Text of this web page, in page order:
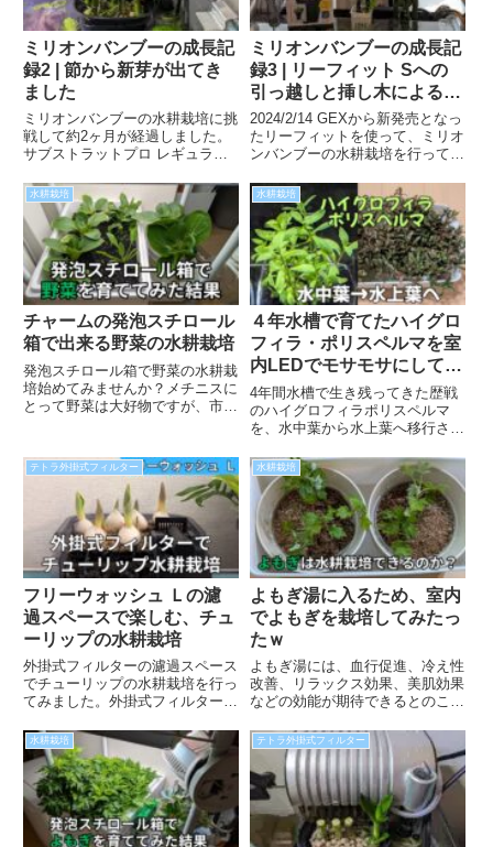
ミリオンバンブーの成長記
録2 | 節から新芽が出てき
ました
ミリオンバンブーの水耕栽培に挑
戦して約2ヶ月が経過しました。
サブストラットプロ レギュラー
料などは一切与えていませんが、
水槽内の栄養分だけで順調に成長
中です。
ミリオンバンブーの成長記
録3 | リーフィット Sへの
引っ越しと挿し木による増
やし方
2024/2/14 GEXから新発売となっ
たリーフィットを使って、ミリオ
ンバンブーの水耕栽培を行ってみ
水槽に磁石でくっつけることが可
能なので、水中だけでなく水上に
設置し、観葉植物を育てることも
可能な商品です。
水耕栽培
チャームの発泡スチロール
箱で出来る野菜の水耕栽培
発泡スチロール箱で野菜の水耕栽
培始めてみませんか？メチニスに
とって野菜は大好物ですが、市販
せん。一方、室内で種から育てれ
ば完全無農薬のため、エビがいよ
うが安心して投入することが出来
水耕栽培
４年水槽で育てたハイグロ
フィラ・ポリスペルマを室
内LEDでモサモサにしてみ
た
4年間水槽で生き残ってきた歴戦
のハイグロフィラポリスペルマ
を、水中葉から水上葉へ移行させ
や、モサモサに生長していく過程
を紹介していますので、これから
水上葉にチャレンジ用としている
方の参考になれば幸いです。
テトラ外掛式フィルター
フリーウォッシュ Ｌの濾
過スペースで楽しむ、チュ
ーリップの水耕栽培
外掛式フィルターの濾過スペース
でチューリップの水耕栽培を行っ
てみました。外掛式フィルターに
要、放置するだけで簡単にチュー
リップを楽しむことが出来ます。
チューリップが水質を浄化してく
れるため、コケでお悩みの方は、
試してみると良いかもしれませ
ん。
水耕栽培
よもぎ湯に入るため、室内
でよもぎを栽培してみたっ
たｗ
よもぎ湯には、血行促進、冷え性
改善、リラックス効果、美肌効果
などの効能が期待できるとのこと
ます。「こんな雑草、わざわざ買
わなくても自宅で育てれば良いん
じゃね？」ということで、室内で
の水耕栽培にチャレンジしてみま
した。
水耕栽培 テトラ外掛式フィルター